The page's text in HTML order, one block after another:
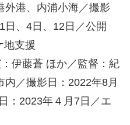
外港、内浦小海／撮影
日、4日、12日／公開
地支援
伊藤蒼 ほか／監督：紀
／撮影日：2022年8月
：2023年４月7日／エ